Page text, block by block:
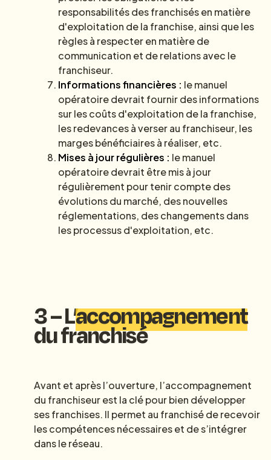
responsabilités des franchisés en matière
d'exploitation de la franchise, ainsi que les
règles à respecter en matière de
communication et de relations avec le
franchiseur.
Informations financières : le manuel
opératoire devrait fournir des informations
sur les coûts d'exploitation de la franchise,
les redevances à verser au franchiseur, les
marges bénéficiaires à réaliser, etc.
Mises à jour régulières : le manuel
opératoire devrait être mis à jour
régulièrement pour tenir compte des
évolutions du marché, des nouvelles
réglementations, des changements dans
les processus d'exploitation, etc.
3 – L’accompagnement
du franchisé
Avant et après l’ouverture, l’accompagnement
du franchiseur est la clé pour bien développer
ses franchises. Il permet au franchisé de recevoir
les compétences nécessaires et de s’intégrer
dans le réseau.